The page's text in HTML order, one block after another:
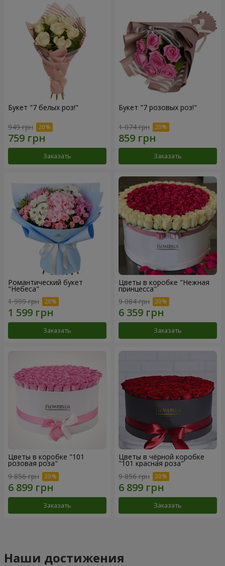
Букет "7 белых роз!"
949 грн
Заказать
Букет "7 розовых роз!"
1 074 грн
Заказать
Романтический букет
"Небеса"
1 999 грн
Заказать
Цветы в коробке "Нежная
принцесса"
9 084 грн
Заказать
Цветы в коробке "101
розовая роза"
9 856 грн
Заказать
Цветы в чёрной коробке
"101 красная роза"
9 856 грн
Заказать
Наши достижения